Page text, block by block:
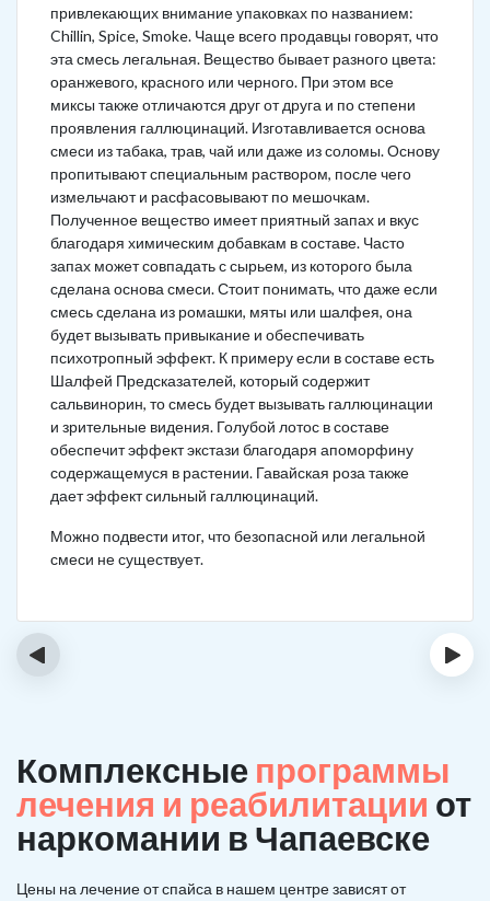
привлекающих внимание упаковках по названием:
Chillin, Spice, Smoke. Чаще всего продавцы говорят, что
эта смесь легальная. Вещество бывает разного цвета:
оранжевого, красного или черного. При этом все
миксы также отличаются друг от друга и по степени
проявления галлюцинаций. Изготавливается основа
смеси из табака, трав, чай или даже из соломы. Основу
пропитывают специальным раствором, после чего
измельчают и расфасовывают по мешочкам.
Полученное вещество имеет приятный запах и вкус
благодаря химическим добавкам в составе. Часто
запах может совпадать с сырьем, из которого была
сделана основа смеси. Стоит понимать, что даже если
смесь сделана из ромашки, мяты или шалфея, она
будет вызывать привыкание и обеспечивать
психотропный эффект. К примеру если в составе есть
Шалфей Предсказателей, который содержит
сальвинорин, то смесь будет вызывать галлюцинации
и зрительные видения. Голубой лотос в составе
обеспечит эффект экстази благодаря апоморфину
содержащемуся в растении. Гавайская роза также
дает эффект сильный галлюцинаций.
Можно подвести итог, что безопасной или легальной
смеси не существует.
‹ ›
Комплексные программы
лечения и реабилитации от
наркомании в Чапаевске
Цены на лечение от спайса в нашем центре зависят от